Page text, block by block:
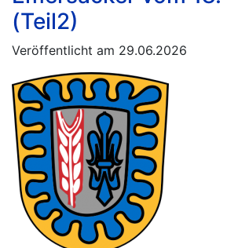
(Teil2)
Veröffentlicht am 29.06.2026